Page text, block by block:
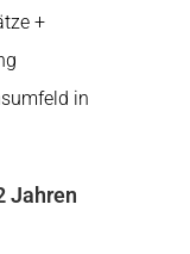
+
in
Jahren